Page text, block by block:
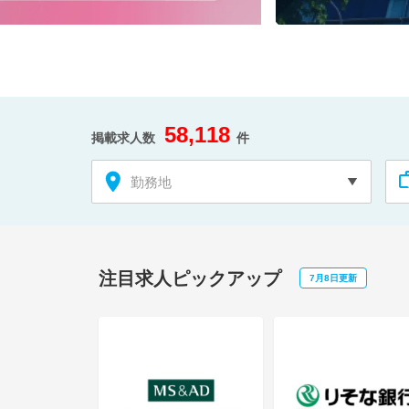
掲載求人数 58,118 件
勤務地
7月8日更新
注目求人ピックアップ